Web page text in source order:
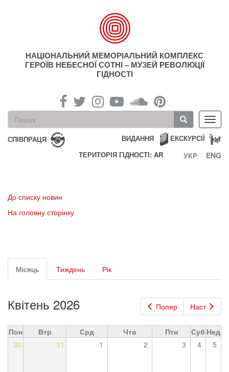
НАЦІОНАЛЬНИЙ МЕМОРІАЛЬНИЙ КОМПЛЕКС
ГЕРОЇВ НЕБЕСНОЇ СОТНІ – МУЗЕЙ РЕВОЛЮЦІЇ
ГІДНОСТІ
Пошукова
форма
Пошук
СПІВПРАЦЯ ЕКСКУРСІЇ
ВИДАННЯ
ТЕРИТОРІЯ ГІДНОСТІ: AR
УКР ENG
До списку новин
На головну сторінку
Первинні
вкладки
Місяць (активна
вкладка)
Тиждень Рік
Попер Наст
Квітень 2026
Пон Втр Срд Чтв Птн Суб Нед
30
31 1 2 3 4 5